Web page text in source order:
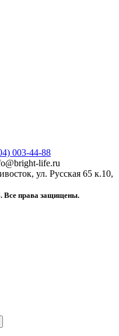
003-44-88
life.ru
ул. Русская 65 к.10,
Все права защищены.